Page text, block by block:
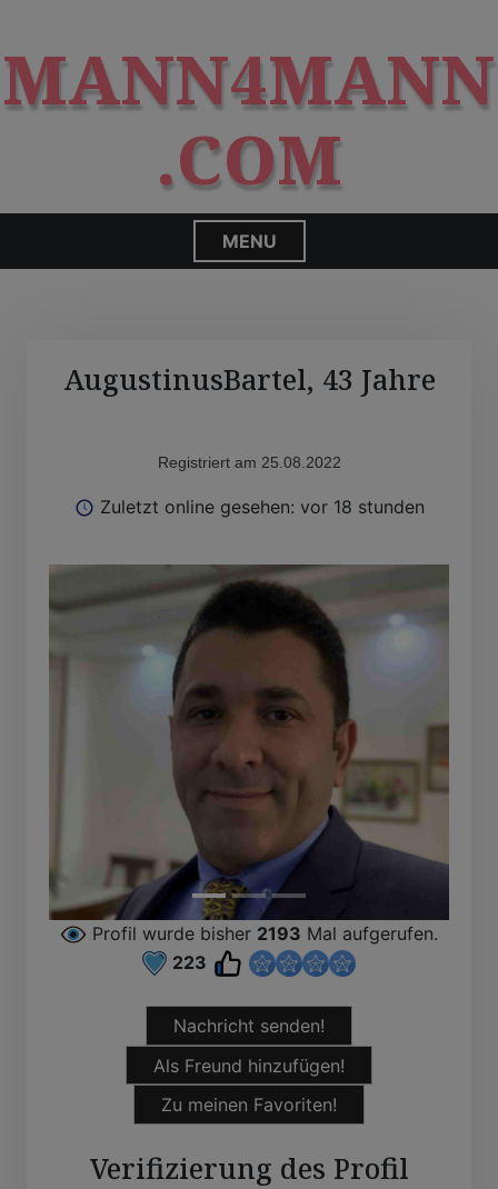
i
p
o
c
n
t
MANN4MANN
.COM
MENU
AugustinusBartel, 43 Jahre
Registriert am 25.08.2022
Zuletzt online gesehen: vor 18 stunden
Profil wurde bisher 2193 Mal aufgerufen.
223
Nachricht senden!
Als Freund hinzufügen!
Zu meinen Favoriten!
Verifizierung des Profil